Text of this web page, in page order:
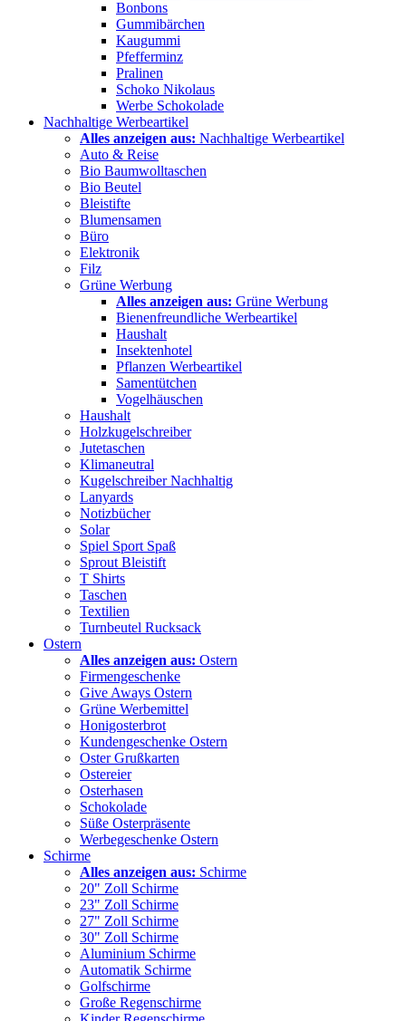
Bonbons
Gummibärchen
Kaugummi
Pfefferminz
Pralinen
Schoko Nikolaus
Werbe Schokolade
Nachhaltige Werbeartikel
Alles anzeigen aus: Nachhaltige Werbeartikel
Auto & Reise
Bio Baumwolltaschen
Bio Beutel
Bleistifte
Blumensamen
Büro
Elektronik
Filz
Grüne Werbung
Alles anzeigen aus: Grüne Werbung
Bienenfreundliche Werbeartikel
Haushalt
Insektenhotel
Pflanzen Werbeartikel
Samentütchen
Vogelhäuschen
Haushalt
Holzkugelschreiber
Jutetaschen
Klimaneutral
Kugelschreiber Nachhaltig
Lanyards
Notizbücher
Solar
Spiel Sport Spaß
Sprout Bleistift
T Shirts
Taschen
Textilien
Turnbeutel Rucksack
Ostern
Alles anzeigen aus: Ostern
Firmengeschenke
Give Aways Ostern
Grüne Werbemittel
Honigosterbrot
Kundengeschenke Ostern
Oster Grußkarten
Ostereier
Osterhasen
Schokolade
Süße Osterpräsente
Werbegeschenke Ostern
Schirme
Alles anzeigen aus: Schirme
20" Zoll Schirme
23" Zoll Schirme
27" Zoll Schirme
30" Zoll Schirme
Aluminium Schirme
Automatik Schirme
Golfschirme
Große Regenschirme